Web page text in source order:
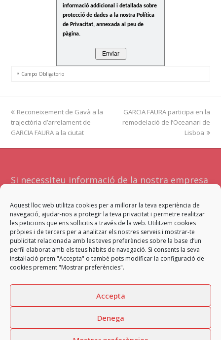
Aquest lloc web utilitza cookies per a millorar la teva experiència de
navegació, ajudar-nos a protegir la teva privacitat i permetre realitzar
les peticions que ens sol·licitis a través de la web. Utilitzem cookies
pròpies i de tercers per a analitzar els nostres serveis i mostrar-te
publicitat relacionada amb les teves preferències sobre la base d’un
perfil elaborat amb els teus hàbits de navegació. Si consents la seva
instal·lació prem "Accepta" o també pots modificar la configuració de
cookies prement "Mostrar preferències".
Accepta
Denega
informació addicional i detallada sobre
protecció de dades a la nostra Política
de Privacitat, annexada al peu de
pàgina.
* Campo Obligatorio
previous
post:
Reconeixement de Gavà a la
trajectòria d’arrelament de
GARCIA FAURA a la ciutat
next
post:
GARCIA FAURA participa en la
remodelació de l’Oceanari de
Lisboa
Si necessiteu informació de la nostra empresa
nosaltres. Atendrà la vostra sol·licitud l'equip
més adient per a facilitar-vos una resposta
satisfactòria.
Contacta
2026 - All rights reserved